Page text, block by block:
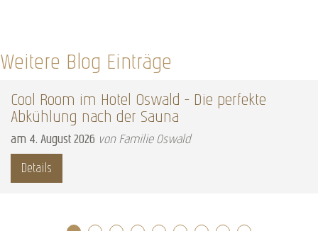
Weitere Blog Einträge
Cool Room im Hotel Oswald – Die perfekte
Abkühlung nach der Sauna
am 4. August 2026 von Familie Oswald
Details